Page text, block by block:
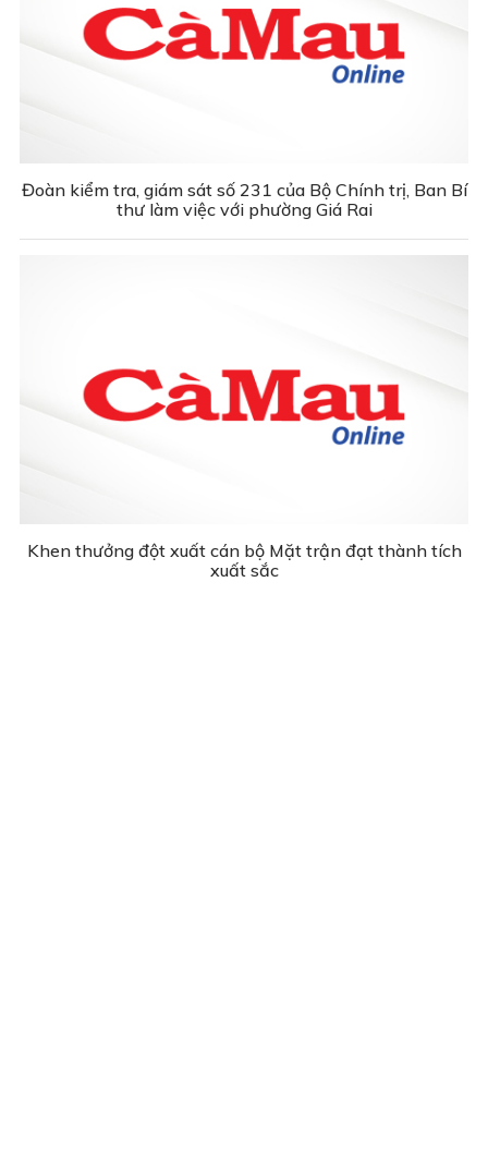
Đoàn kiểm tra, giám sát số 231 của Bộ Chính trị, Ban Bí
thư làm việc với phường Giá Rai
Khen thưởng đột xuất cán bộ Mặt trận đạt thành tích
xuất sắc